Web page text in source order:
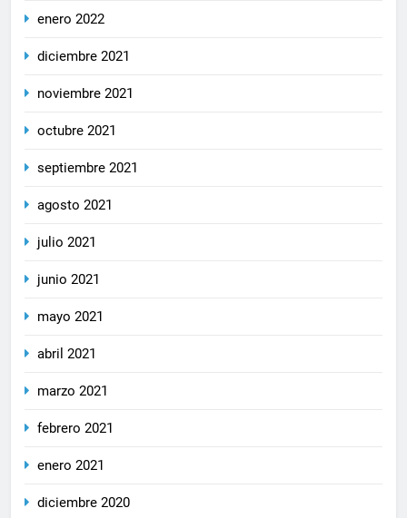
enero 2022
diciembre 2021
noviembre 2021
octubre 2021
septiembre 2021
agosto 2021
julio 2021
junio 2021
mayo 2021
abril 2021
marzo 2021
febrero 2021
enero 2021
diciembre 2020